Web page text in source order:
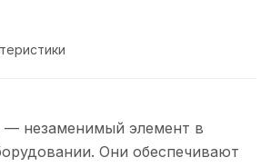
— незаменимый элемент в
Они обеспечивают